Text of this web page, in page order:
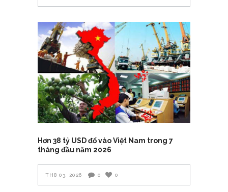
Hơn 38 tỷ USD đổ vào Việt Nam trong 7
tháng đầu năm 2026
TH8 03, 2026 0 0